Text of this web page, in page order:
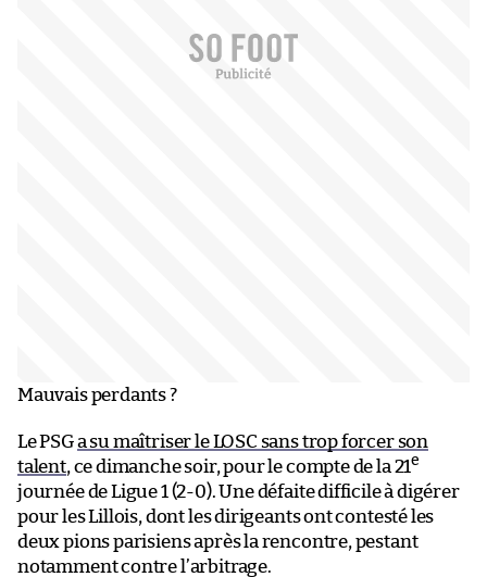
Mauvais perdants ?
Le PSGa su maîtriser le LOSC sans trop forcer son
talent, ce dimanche soir, pour le compte de la 21e
journée de Ligue 1 (2-0). Une défaite difficile à digérer
pour les Lillois, dont les dirigeants ont contesté les
deux pions parisiens après la rencontre, pestant
notamment contre l’arbitrage.